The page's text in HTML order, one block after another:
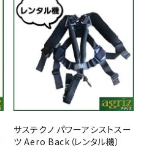
サステクノ パワーアシストスー
ツ Aero Back（レンタル機）